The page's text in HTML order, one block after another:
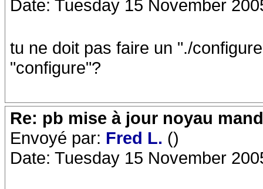
Date: Tuesday 15 November
tu ne doit pas faire un "./
"configure"?
Re: pb mise à jour noyau
Envoyé par: Fred L. ()
Date: Tuesday 15 November